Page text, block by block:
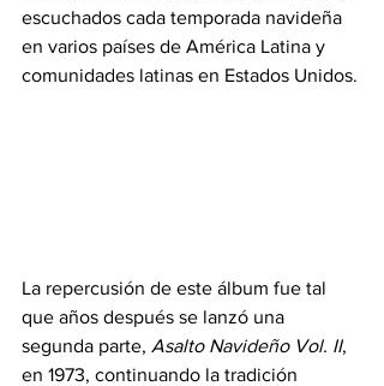
escuchados cada temporada navideña
en varios países de América Latina y
comunidades latinas en Estados Unidos.
La repercusión de este álbum fue tal
que años después se lanzó una
segunda parte, Asalto Navideño Vol. II,
en 1973, continuando la tradición